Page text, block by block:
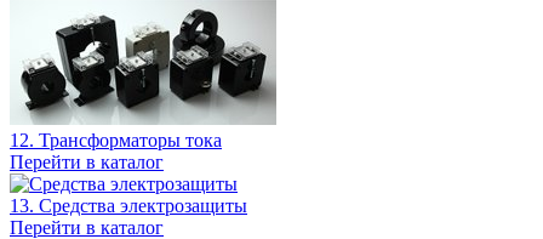
12. Трансформаторы тока
Перейти в каталог
13. Средства электрозащиты
Перейти в каталог